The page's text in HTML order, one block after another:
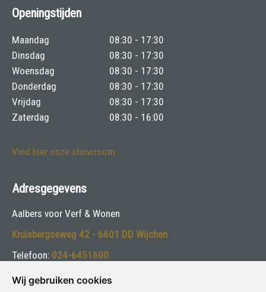
Wij gebruiken cookies
Openingstijden
Maandag
08:30 - 17:30
Dinsdag
08:30 - 17:30
Woensdag
08:30 - 17:30
Donderdag
08:30 - 17:30
Vrijdag
08:30 - 17:30
Zaterdag
08:30 - 16:00
Vind hier onze showroom
Adresgegevens
Aalbers voor Verf & Wonen
Kruisbergseweg 42 - 6601 DD Wijchen
Telefoon: 024-6451600
E-mail:info@aalbersspeciaalzaak.nl